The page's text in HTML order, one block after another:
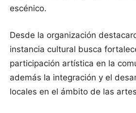
escénico.
Desde la organización
instancia cultural busca
participación artística en la
además la integración y el
locales en el ámbito de las